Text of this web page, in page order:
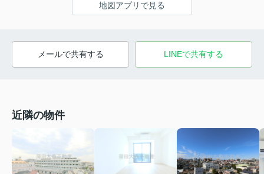
地図アプリで見る
メールで共有する LINEで共有する
近隣の物件